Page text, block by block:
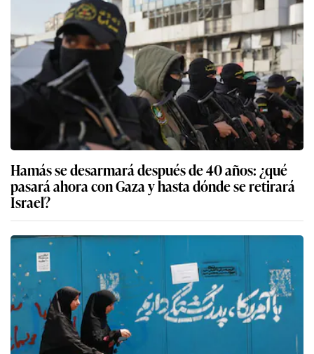
Hamás se desarmará después de 40 años: ¿qué
pasará ahora con Gaza y hasta dónde se retirará
Israel?